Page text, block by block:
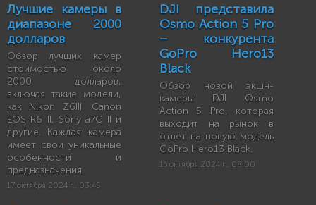
Лучшие камеры в
диапазоне 2000
долларов
Обзор лучших камер
стоимостью около
2000 долларов,
включая такие модели,
как Nikon Z6III, Canon
EOS R6 II, Sony a7C II и
другие. Каждая камера
имеет свои уникальные
особенности и
предназначения.
17 октября 2024 г., 03:45
DJI представила
Osmo Action 5 Pro
– конкурента
GoPro Hero13
Black
Обзор новой экшн-
камеры DJI Osmo
Action 5 Pro, которая
выходит на рынок в
ответ на новую модель
GoPro Hero13 Black.
16 октября 2024 г., 08:00